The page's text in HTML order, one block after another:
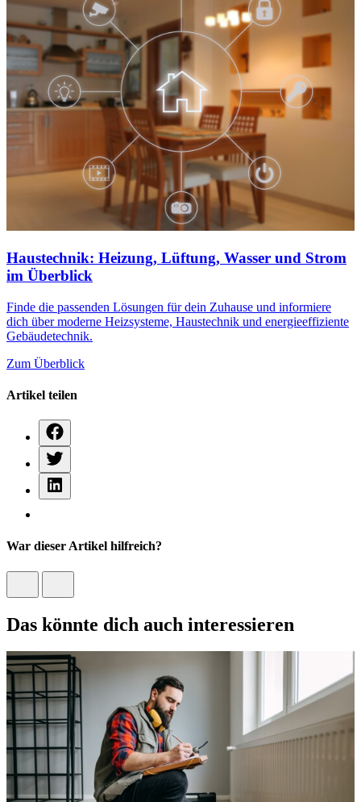
Haustechnik: Heizung, Lüftung, Wasser und Strom
im Überblick
Finde die passenden Lösungen für dein Zuhause und informiere
dich über moderne Heizsysteme, Haustechnik und energieeffiziente
Gebäudetechnik.
Zum Überblick
Artikel teilen
War dieser Artikel hilfreich?
Das könnte dich auch interessieren